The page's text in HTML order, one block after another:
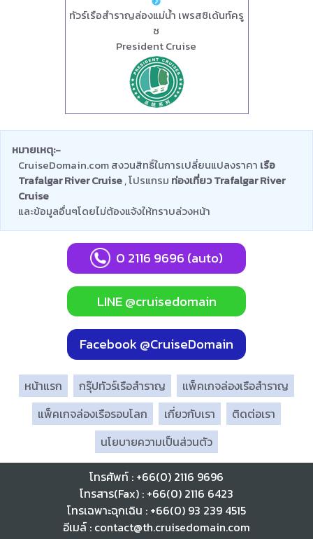
ทัวร์เรือสำราญล่องแม่น้ำ เพรสซิเด้นท์ครู
ซ
President Cruise
หมายเหตุ:-
CruiseDomain.com สงวนสิทธิ์ในการเปลี่ยนแปลงราคา เรือ
Trafalgar River Cruise, โปรแกรม ท่องเที่ยว Trafalgar River
Cruise
และข้อมูลอื่นๆโดยไม่ต้องแจ้งให้ทราบล่วงหน้า
0 2116 9696 (auto)
LINE @cruisedomain
Facebook @CruiseDomain
หน้าแรก กรุ๊ปทัวร์เรือสำราญ
แพ็คเกจล่องเรือสำราญ
แพ็คเกจล่องเรือรอบโลก
เกี่ยวกับเรา
ติดต่อเรา
นโยบายความเป็นส่วนตัว
โทรศัพท์ : +66(0) 2116 9696
โทรสาร(Fax) : +66(0) 2116 6423
โทรเฉพาะฉุกเฉิน : +66(0) 93 239 4515
อีเมล์ : contact@th.cruisedomain.com